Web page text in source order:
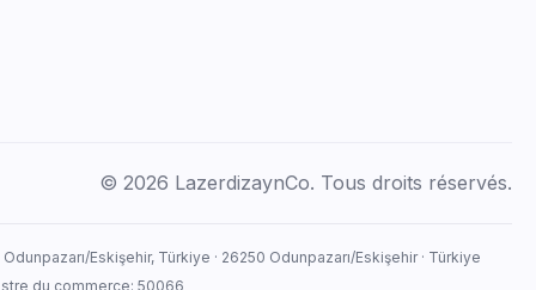
© 2026 LazerdizaynCo. Tous droits réservés.
Eskişehir, Türkiye · 26250 Odunpazarı/Eskişehir · Türkiye
du commerce: 50066